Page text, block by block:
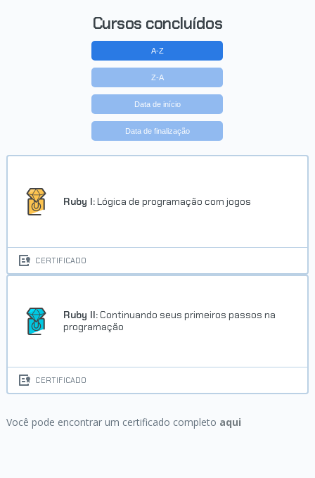
Cursos concluídos
A-Z
Z-A
Data de início
Data de finalização
Ruby I: Lógica de programação com jogos
CERTIFICADO
Ruby II: Continuando seus primeiros passos na
programação
CERTIFICADO
Você pode encontrar um certificado completo aqui